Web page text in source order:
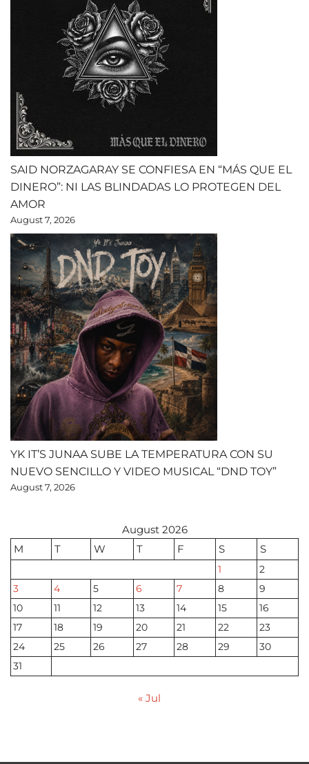
SAID NORZAGARAY SE CONFIESA EN “MÁS QUE EL
DINERO”: NI LAS BLINDADAS LO PROTEGEN DEL
AMOR
August 7, 2026
YK IT’S JUNAA SUBE LA TEMPERATURA CON SU
NUEVO SENCILLO Y VIDEO MUSICAL “DND TOY”
August 7, 2026
August 2026
M
T W T F S S
1
2
3
4 5 6 7 8
9
10
11 12 13 14 15
16
17
18 19 20 21 22
23
24
25 26 27 28 29
30
31
« Jul